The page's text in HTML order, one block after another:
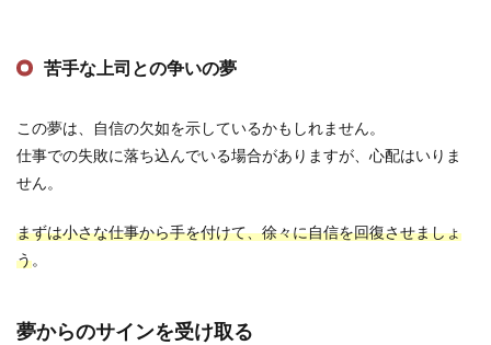
苦手な上司との争いの夢
この夢は、自信の欠如を示しているかもしれません。
仕事での失敗に落ち込んでいる場合がありますが、心配はいりま
せん。
まずは小さな仕事から手を付けて、徐々に自信を回復させましょ
う。
夢からのサインを受け取る